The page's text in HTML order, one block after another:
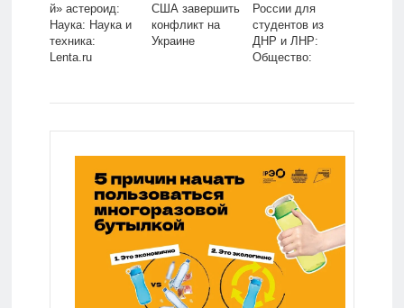
й» астероид:
Наука: Наука и
техника:
Lenta.ru
США завершить
конфликт на
Украине
России для
студентов из
ДНР и ЛНР:
Общество: